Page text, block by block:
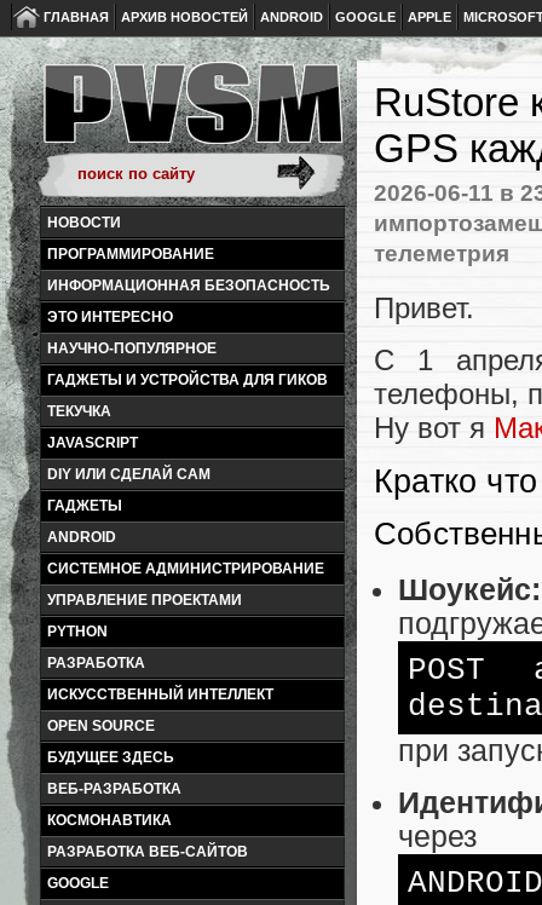
ГЛАВНАЯ АРХИВ НОВОСТЕЙ ANDROID GOOGLE APPLE
НОВОСТИ
ПРОГРАММИРОВАНИЕ
ИНФОРМАЦИОННАЯ БЕЗОПАСНОСТЬ
ЭТО ИНТЕРЕСНО
НАУЧНО-ПОПУЛЯРНОЕ
ГАДЖЕТЫ И УСТРОЙСТВА ДЛЯ ГИКОВ
ТЕКУЧКА
JAVASCRIPT
DIY ИЛИ СДЕЛАЙ САМ
ГАДЖЕТЫ
ANDROID
СИСТЕМНОЕ АДМИНИСТРИРОВАНИЕ
УПРАВЛЕНИЕ ПРОЕКТАМИ
PYTHON
РАЗРАБОТКА
ИСКУССТВЕННЫЙ ИНТЕЛЛЕКТ
OPEN SOURCE
БУДУЩЕЕ ЗДЕСЬ
ВЕБ-РАЗРАБОТКА
КОСМОНАВТИКА
РАЗРАБОТКА ВЕБ-САЙТОВ
GOOGLE
RuStore
GPS
2026-06-11 в
телеметрия
Привет.
С 1
телефоны,
Ну вот я
Кратко
Шоукейс:
POST
при
через